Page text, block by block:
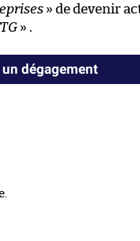
» de devenir
» .
dégagement